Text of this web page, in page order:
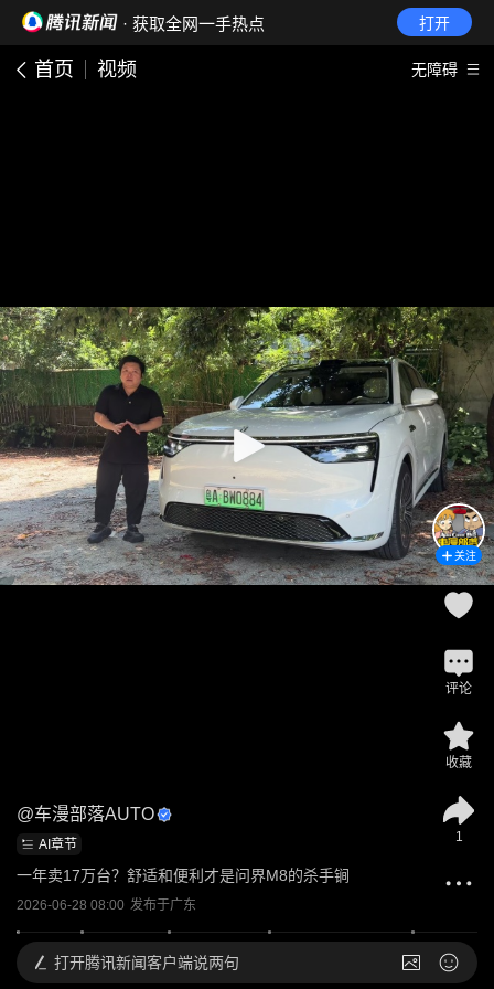
· 获取全网一手热点 打开
首页 视频 无障碍
@车漫部落AUTO
AI章节
一年卖17万台？舒适和便利才是问界M8的杀手锏
2026-06-28 08:00 发布于广东
关注
评论
收藏
1
打开腾讯新闻客户端说两句